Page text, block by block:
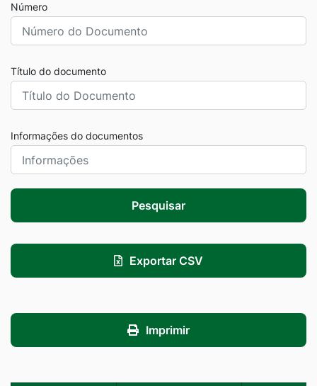
Número
Título do documento
Informações do documentos
Pesquisar
Exportar CSV
Imprimir